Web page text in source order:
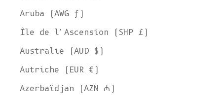
Aruba (AWG ƒ)
Île de l'Ascension (SHP £)
Australie (AUD $)
Autriche (EUR €)
Azerbaïdjan (AZN ₼)